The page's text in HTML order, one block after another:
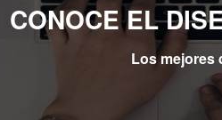
CONOCE EL
Los mejores